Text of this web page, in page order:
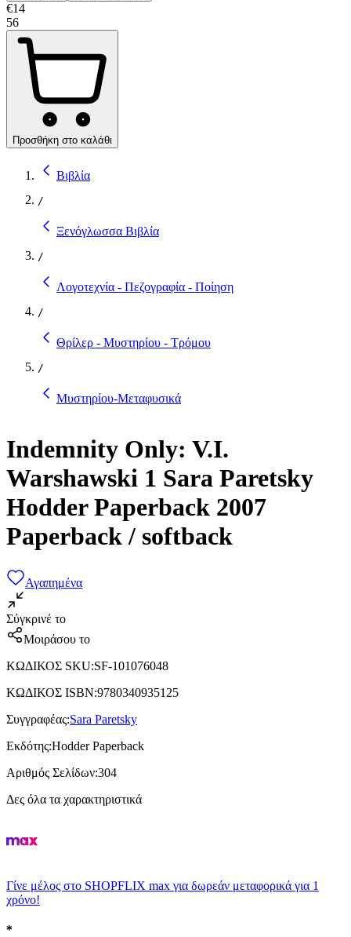
€14
56
Προσθήκη στο καλάθι
Βιβλία
/
Ξενόγλωσσα Βιβλία
/
Λογοτεχνία - Πεζογραφία - Ποίηση
/
Θρίλερ - Μυστηρίου - Τρόμου
/
Μυστηρίου-Μεταφυσικά
Indemnity Only: V.I.
Warshawski 1 Sara Paretsky
Hodder Paperback 2007
Paperback / softback
Αγαπημένα
Σύγκρινέ το
Μοιράσου το
ΚΩΔΙΚΟΣ SKU:SF-101076048
ΚΩΔΙΚΟΣ ISBN:9780340935125
Συγγραφέας:Sara Paretsky
Εκδότης:Hodder Paperback
Αριθμός Σελίδων:304
Δες όλα τα χαρακτηριστικά
Γίνε μέλος στο SHOPFLIX max για δωρεάν μεταφορικά για 1
χρόνο!